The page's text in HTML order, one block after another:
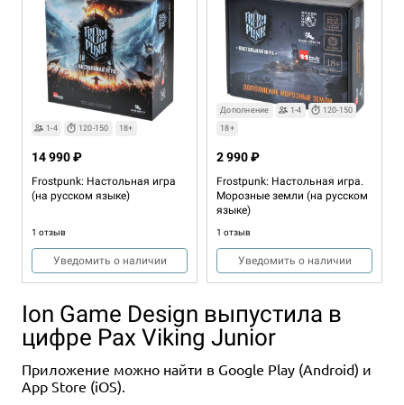
1-4 120-150 18+
Frostpunk: Настольная игра
(на русском языке)
1 отзыв
14 990 ₽
Уведомить о наличии
Дополнение 1-4
120-150
18+
Frostpunk: Настольная игра.
Морозные земли (на русском
языке)
1 отзыв
2 990 ₽
Уведомить о наличии
Ion Game Design выпустила в
цифре Pax Viking Junior
Приложение можно найти в Google Play (Android) и
App Store (iOS).